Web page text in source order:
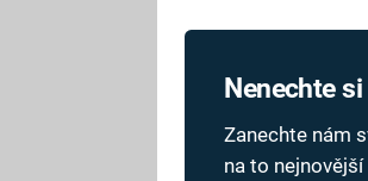
Nenechte
Zanechte nám
na to